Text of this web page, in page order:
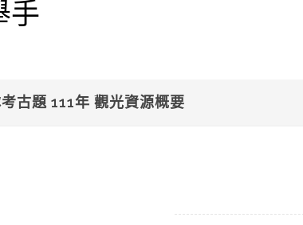
古題 111年 觀光資源概要